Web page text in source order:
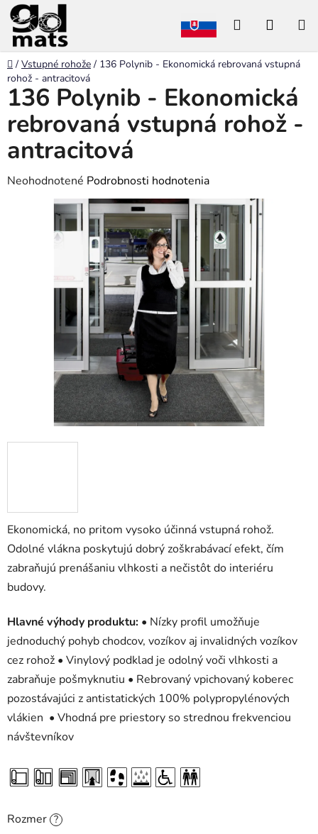
Prejsť
na
obsah
Hľadať
Domov
/ Vstupné rohože / 136 Polynib - Ekonomická rebrovaná vstupná
rohož - antracitová
Ekonomická, no pritom vysoko účinná vstupná rohož.
Odolné vlákna poskytujú dobrý zoškrabávací efekt, čím
zabraňujú prenášaniu vlhkosti a nečistôt do interiéru
budovy.
Hlavné výhody produktu: • Nízky profil umožňuje
jednoduchý pohyb chodcov, vozíkov aj invalidných vozíkov
cez rohož • Vinylový podklad je odolný voči vlhkosti a
zabraňuje pošmyknutiu • Rebrovaný vpichovaný koberec
pozostávajúci z antistatických 100% polypropylénových
vlákien • Vhodná pre priestory so strednou frekvenciou
návštevníkov
Rozmer ?
136 Polynib - Ekonomická
rebrovaná vstupná rohož -
antracitová
Priemerné
hodnotenie
Neohodnotené Podrobnosti hodnotenia